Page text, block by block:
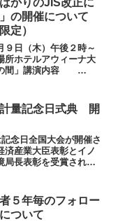
かりのJIS改正に
の開催について
定）
９日（木）午後２時～
所ホテルアウィーナ大
間」講演内容
総合研究所 計量標
量記念日式典 開
念日全国大会が開催さ
済産業大臣表彰とイノ
局長表彰を受賞されま
５年毎のフォロー
ついて